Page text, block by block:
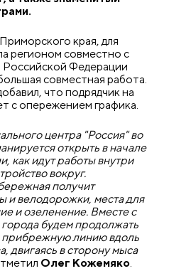
края, для
регионом совместно с
Федерации
совместная работа.
что подрядчик на
с опережением графика.
центра "Россия" во
открыть в начале
как идут работы внутри
вокруг.
получит
и велодорожки, места для
и озеленение. Вместе с
будем продолжать
прибрежную линию вдоль
двигаясь в сторону мыса
Олег Кожемяко.